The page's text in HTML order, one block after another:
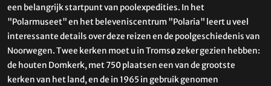
een belangrijk startpunt van poolexpedities. In het
"Polarmuseet" en het beleveniscentrum "Polaria" leert u veel
interessante details over deze reizen en de poolgeschiedenis van
Noorwegen. Twee kerken moet u in Tromsø zeker gezien hebben:
de houten Domkerk, met 750 plaatsen een van de grootste
kerken van het land, en de in 1965 in gebruik genomen